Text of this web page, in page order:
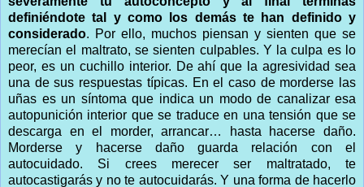
definiéndote tal y como los demás te han definido y
considerado. Por ello, muchos piensan y sienten que se
merecían el maltrato, se sienten culpables. Y la culpa es lo
peor, es un cuchillo interior. De ahí que la agresividad sea
una de sus respuestas típicas. En el caso de morderse las
uñas es un síntoma que indica un modo de canalizar esa
autopunición interior que se traduce en una tensión que se
descarga en el morder, arrancar… hasta hacerse daño.
Morderse y hacerse daño guarda relación con el
autocuidado. Si crees merecer ser maltratado, te
autocastigarás y no te autocuidarás. Y una forma de hacerlo